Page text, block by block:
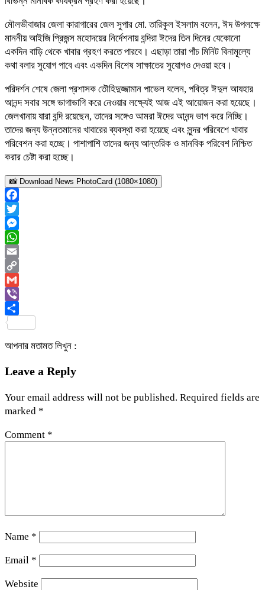
মৌলভীবাজার জেলা কারাগারের জেল সুপার মো. তারিকুল ইসলাম বলেন, ঈদ উপলক্ষে
মাননীয় আইজি প্রিজন্স মহোদয়ের নির্দেশনায় বন্দিরা ঈদের তিন দিনের যেকোনো
একদিন বাড়ি থেকে খাবার গ্রহণ করতে পারবে। এছাড়া তারা পাঁচ মিনিট বিনামূল্যে
কথা বলার সুযোগ পাবে এবং একদিন বিশেষ সাক্ষাতের সুযোগও দেওয়া হবে।
পরিদর্শন শেষে জেলা প্রশাসক তৌহিদুজ্জামান পাভেল বলেন, পবিত্র ঈদুল আযহার
আনন্দ সবার সঙ্গে ভাগাভাগি করে নেওয়ার লক্ষ্যেই আজ এই আয়োজন করা হয়েছে।
জেলখানায় যারা বন্দি রয়েছেন, তাদের সঙ্গেও আমরা ঈদের আনন্দ ভাগ করে নিচ্ছি।
তাদের জন্য উন্নতমানের খাবারের ব্যবস্থা করা হয়েছে এবং সুন্দর পরিবেশে খাবার
পরিবেশন করা হচ্ছে। পাশাপাশি তাদের জন্য আন্তরিক ও মানবিক পরিবেশ নিশ্চিত
করার চেষ্টা করা হচ্ছে।
📸 Download News PhotoCard (1080×1080)
Facebook
Twitter
Messenger
WhatsApp
Email
Copy
Link
Gmail
Viber
আপনার মতামত লিখুন :
Leave a Reply
Your email address will not be published. Required fields are
marked *
Comment *
Name *
Email *
Website